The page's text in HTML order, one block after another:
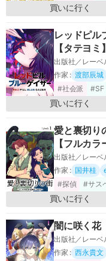
買いに行く
レッドピル
【タテヨミ】
出版社／レーベ
作家 : 渡部辰城
#社会派
#SF
買いに行く
愛と裏切
【フルカラ
出版社／レーベ
作家 : 国井桂
#探偵
#サス
買いに行く
闇に咲く花
出版社／レーベ
作家 : 西永貴文